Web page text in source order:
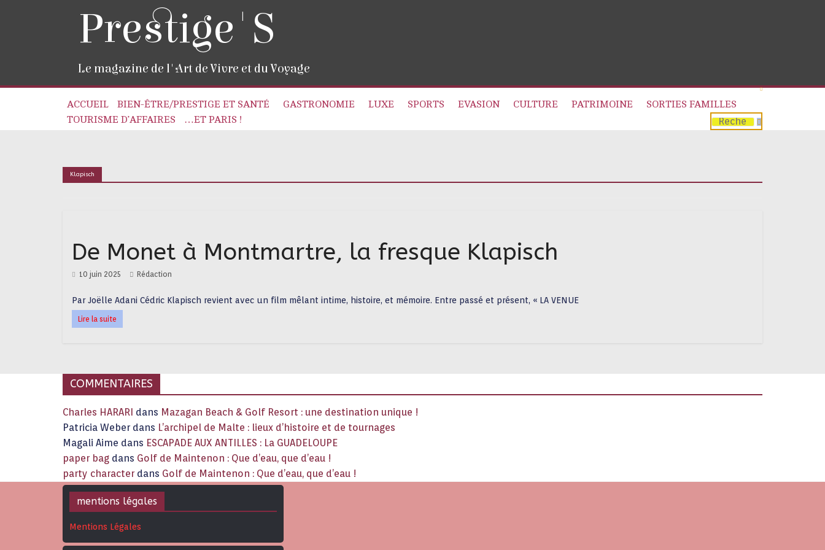
Prestige'S
Le magazine de l'Art de Vivre et du Voyage
ACCUEIL BIEN-ÊTRE/PRESTIGE ET SANTÉ GASTRONOMIE LUXE SPORTS EVASION CULTURE PATRIMOINE
SORTIES FAMILLES
TOURISME D’AFFAIRES
…ET PARIS !
Klapisch
De Monet à Montmartre, la fresque Klapisch
10 juin 2025 Rédaction
Par Joëlle Adani Cédric Klapisch revient avec un film mêlant intime, histoire, et mémoire. Entre passé et présent, « LA VENUE
Lire la suite
COMMENTAIRES
Charles HARARI dans Mazagan Beach & Golf Resort : une destination unique !
Patricia Weber dans L’archipel de Malte : lieux d’histoire et de tournages
Magali Aime dans ESCAPADE AUX ANTILLES : La GUADELOUPE
paper bag dans Golf de Maintenon : Que d’eau, que d’eau !
party character dans Golf de Maintenon : Que d’eau, que d’eau !
mentions légales
Mentions Légales